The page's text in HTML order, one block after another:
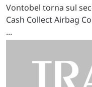
Vontobel torna sul
Cash Collect Airbag
...